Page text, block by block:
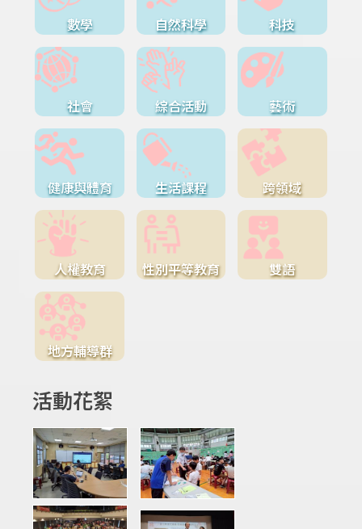
數學 自然科學 科技
社會 綜合活動 藝術
健康與體育 生活課程 跨領域
人權教育 性別平等教育 雙語
地方輔導群
活動花絮